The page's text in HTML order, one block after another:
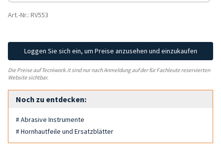
Art.-Nr.: RV553
Loggen Sie sich ein, um Preise anzusehen und einzukaufen
Die Preise auf Tecniwork.it sind nur nach Anmeldung auf der für Fachleute reservierten
Website sichtbar.
Noch zu entdecken:
# Abrasive Instrumente
# Hornhautfeile und Ersatzblätter